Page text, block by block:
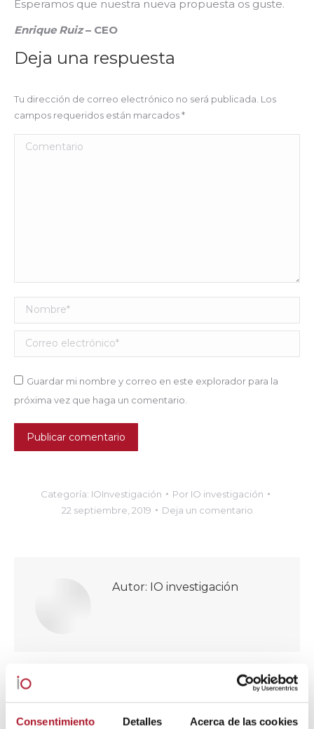
Consentimiento Detalles Acerca de las cookies
Esperamos que nuestra nueva propuesta os guste.
Enrique Ruiz– CEO
Deja una respuesta
Tu dirección de correo electrónico no será publicada. Los
campos requeridos están marcados*
Comentario
Nombre *
Correo electrónico *
Guardar mi nombre y correo en este explorador para la
próxima vez que haga un comentario.
Publicar comentario
Categoría: IOInvestigación Por IO investigación
22 septiembre, 2019
Deja un comentario
Autor: IO investigación
Navegación
ANTERIOR